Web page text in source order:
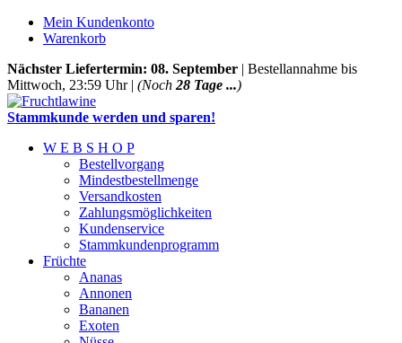
Mein Kundenkonto
Warenkorb
Nächster Liefertermin: 08. September | Bestellannahme bis
Mittwoch, 23:59 Uhr | (Noch 28 Tage ...)
Stammkunde werden und sparen!
W E B S H O P
Bestellvorgang
Mindestbestellmenge
Versandkosten
Zahlungsmöglichkeiten
Kundenservice
Stammkundenprogramm
Früchte
Ananas
Annonen
Bananen
Exoten